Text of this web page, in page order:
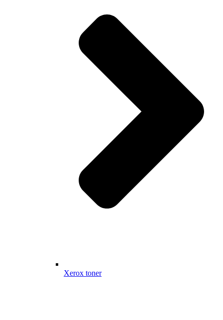
Xerox toner